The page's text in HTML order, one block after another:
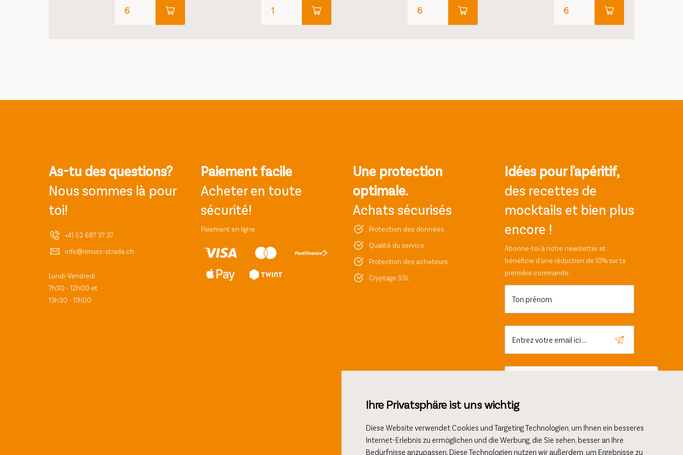
Ihre Privatsphäre ist uns wichtig
Diese Website verwendet Cookies und Targeting Technologien, um Ihnen ein besseres
Internet-Erlebnis zu ermöglichen und die Werbung, die Sie sehen, besser an Ihre
Bedürfnisse anzupassen. Diese Technologien nutzen wir außerdem, um Ergebnisse zu
As-tu des questions?
Nous sommes là pour
toi!
+41 52 687 37 37
info@rimuss-strada.ch
Lundi-Vendredi:
7h30 - 12h00 et
13h30 - 17h00
Paiement facile
Acheter en toute
sécurité!
Paiement en ligne
Une protection
optimale.
Achats sécurisés
Protection des données
Qualité du service
Protection des acheteurs
Cryptage SSL
Idées pour l'apéritif,
des recettes de
mocktails et bien plus
encore !
Abonne-toi à notre newsletter et
bénéficie d'une réduction de 10% sur ta
première commande.
Ton prénom
Entrez votre email ici ...